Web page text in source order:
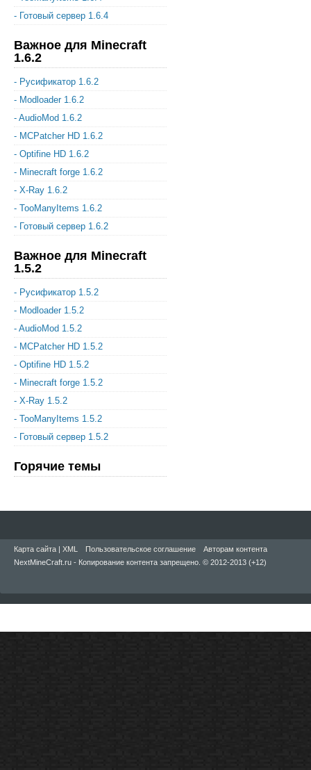
- Готовый сервер 1.6.4
Важное для Minecraft
1.6.2
- Русификатор 1.6.2
- Modloader 1.6.2
- AudioMod 1.6.2
- MCPatcher HD 1.6.2
- Optifine HD 1.6.2
- Minecraft forge 1.6.2
- X-Ray 1.6.2
- TooManyItems 1.6.2
- Готовый сервер 1.6.2
Важное для Minecraft
1.5.2
- Русификатор 1.5.2
- Modloader 1.5.2
- AudioMod 1.5.2
- MCPatcher HD 1.5.2
- Optifine HD 1.5.2
- Minecraft forge 1.5.2
- X-Ray 1.5.2
- TooManyItems 1.5.2
- Готовый сервер 1.5.2
Горячие темы
Карта сайта XML Пользовательское соглашение
Авторам контента
NextMineCraft.ru - Копирование контента запрещено. © 2012-2013 (+12)